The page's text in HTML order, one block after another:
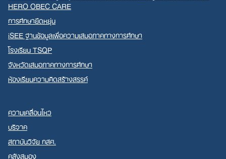
HERO OBEC CARE
การศึกษายืดหยุ่น
iSEE ฐานข้อมูลเพื่อความเสมอภาคทางการศึกษา
โรงเรียน TSQP
จังหวัดเสมอภาคทางการศึกษา
ห้องเรียนความคิดสร้างสรรค์
ความเคลื่อนไหว
บริจาค
สถาบันวิจัย กสศ.
คลังสมอง